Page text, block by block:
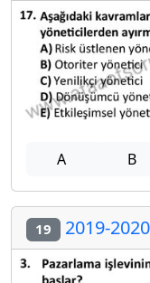
A B
19 2019-